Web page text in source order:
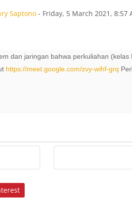
dan jaringan bahwa perkuliahan
https://meet.google.com/zvy-wihf-grq
Saptono - Friday, 5 March 2021, 8:57
of replies: 0